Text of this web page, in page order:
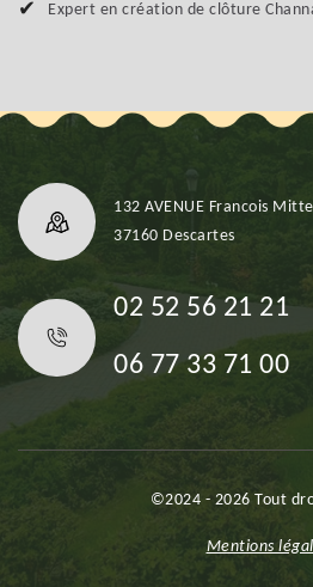
Expert en création de clôture
132 AVENUE Francois
37160 Descartes
02 52 56 21 21
06 77 33 71 00
©2024 - 2026 Tout
Mentions